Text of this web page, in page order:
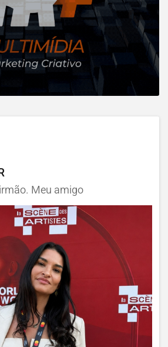
Meu amigo